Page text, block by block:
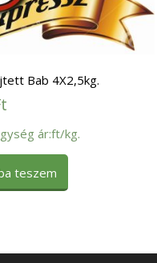
Bab 4X2,5kg.
ár:ft/kg.
teszem